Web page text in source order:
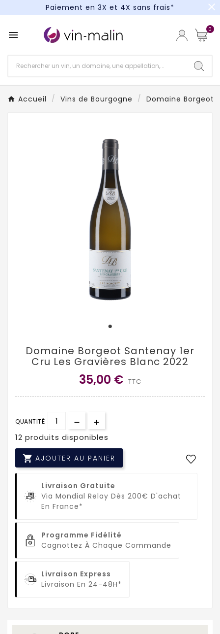
Paiement en 3X et 4X sans frais*
Paiement en 3X et 4X sans frais*
close
 0
Accueil Vins de Bourgogne Domaine Borgeot
Domaine Borgeot Santenay 1er
Cru Les Gravières Blanc 2022
35,00 € TTC
QUANTITÉ
12 produits disponibles
 AJOUTER AU PANIER
Livraison Gratuite
Via Mondial Relay Dès 200€ D'achat
En France*
Programme Fidélité
Cagnottez À Chaque Commande
Livraison Express
Livraison En 24-48H*